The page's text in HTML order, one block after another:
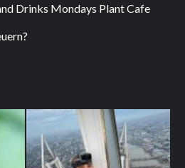
Drinks Mondays Plant Cafe